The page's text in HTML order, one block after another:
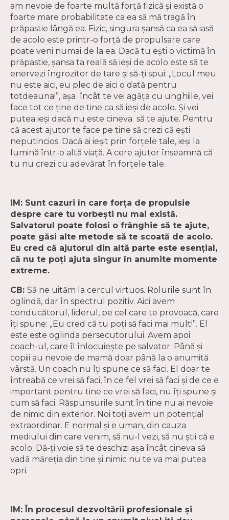
am nevoie de foarte multă forță fizică și există o
foarte mare probabilitate ca ea să mă tragă în
prăpastie lângă ea. Fizic, singura șansă ca ea să iasă
de acolo este printr-o forță de propulsare care
poate veni numai de la ea. Dacă tu ești o victimă în
prăpastie, șansa ta reală să ieși de acolo este să te
enervezi îngrozitor de tare și să-ți spui: „Locul meu
nu este aici, eu plec de aici o dată pentru
totdeauna!”, așa încât te vei agăța cu unghiile, vei
face tot ce ține de tine ca să ieși de acolo. Și vei
putea ieși dacă nu este cineva să te ajute. Pentru
că acest ajutor te face pe tine să crezi că ești
neputincios. Dacă ai ieșit prin forțele tale, ieși la
lumină într-o altă viață. A cere ajutor înseamnă că
tu nu crezi cu adevărat în forțele tale.
IM: Sunt cazuri în care forța de propulsie
despre care tu vorbești nu mai există.
Salvatorul poate folosi o frânghie să te ajute,
poate găsi alte metode să te scoată de acolo.
Eu cred că ajutorul din altă parte este esențial,
că nu te poți ajuta singur în anumite momente
extreme.
CB: Să ne uităm la cercul virtuos. Rolurile sunt în
oglindă, dar în spectrul pozitiv. Aici avem
conducătorul, liderul, pe cel care te provoacă, care
îți spune: „Eu cred că tu poți să faci mai mult!”. El
este este oglinda persecutorului. Avem apoi
coach-ul, care îl înlocuiește pe salvator. Până și
copiii au nevoie de mamă doar până la o anumită
vârstă. Un coach nu îți spune ce să faci. El doar te
întreabă ce vrei să faci, în ce fel vrei să faci şi de ce e
important pentru tine ce vrei să faci, nu îți spune și
cum să faci. Răspunsurile sunt în tine nu ai nevoie
de nimic din exterior. Noi toţi avem un potenţial
extraordinar. E normal şi e uman, din cauza
mediului din care venim, să nu-l vezi, să nu ştii că e
acolo. Dă-ţi voie să te deschizi așa încât cineva să
vadă măreţia din tine şi nimic nu te va mai putea
opri.
IM: În procesul dezvoltării profesionale şi